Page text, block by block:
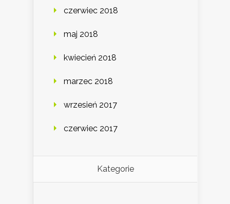
czerwiec 2018
maj 2018
kwiecień 2018
marzec 2018
wrzesień 2017
czerwiec 2017
Kategorie